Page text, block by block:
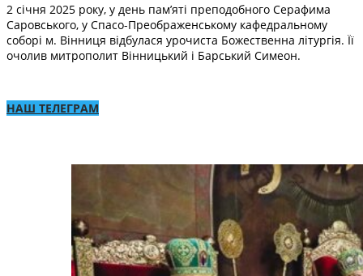
2 січня 2025 року, у день пам’яті преподобного Серафима
Саровського, у Спасо-Преображенському кафедральному
соборі м. Вінниця відбулася урочиста Божественна літургія. Її
очолив митрополит Вінницький і Барський Симеон.
НАШ ТЕЛЕГРАМ